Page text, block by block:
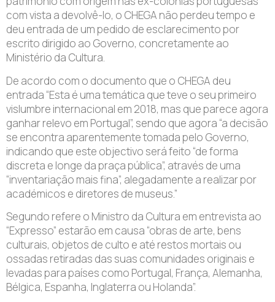
com vista a devolvê-lo, o CHEGA não perdeu tempo e
deu entrada de um pedido de esclarecimento por
escrito dirigido ao Governo, concretamente ao
Ministério da Cultura.
De acordo com o documento que o CHEGA deu
entrada “Esta é uma temática que teve o seu primeiro
vislumbre internacional em 2018, mas que parece agora
ganhar relevo em Portugal”, sendo que agora “a decisão
se encontra aparentemente tomada pelo Governo,
indicando que este objectivo será feito “de forma
discreta e longe da praça pública”, através de uma
“inventariação mais fina”, alegadamente a realizar por
académicos e diretores de museus.”
Segundo refere o Ministro da Cultura em entrevista ao
“Expresso” estarão em causa “obras de arte, bens
culturais, objetos de culto e até restos mortais ou
ossadas retiradas das suas comunidades originais e
levadas para países como Portugal, França, Alemanha,
Bélgica, Espanha, Inglaterra ou Holanda”.